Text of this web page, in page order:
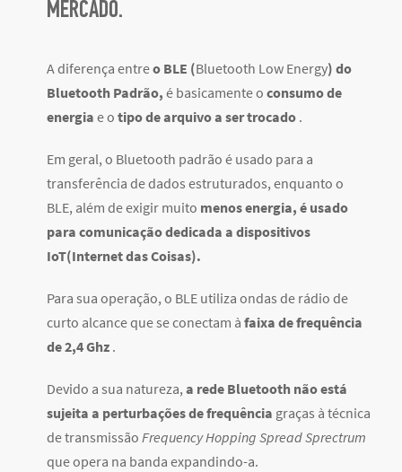
MERCADO.
A diferença entreo BLE (Bluetooth Low Energy) do
Bluetooth Padrão, é basicamenteo consumo de
energia e o tipo de arquivo a ser trocado .
Em geral, o Bluetooth padrão é usado para a
transferência de dados estruturados, enquanto o
BLE, além de exigir muito menos energia, é usado
para comunicação dedicada a dispositivos
IoT(Internet das Coisas).
Para sua operação, o BLE utiliza ondas de rádio de
curto alcance que se conectam à faixa de frequência
de 2,4 Ghz .
Devido a sua natureza, a rede Bluetooth não está
sujeita a perturbações de frequência graças à técnica
de transmissão Frequency Hopping Spread Sprectrum
que opera na banda expandindo-a.